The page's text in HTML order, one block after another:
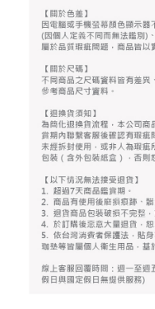
1.本服務係由「台灣大哥大股
用戶於交易時，得透過本服務
買賣價金債權讓與本公司後，
2.基於同意付款使用「大哥付
資料（包含姓名、電話或地址
由本公司與您本人進行分期帳
3.完整用戶服務條款，請詳閱以
※ 請注意：結帳手續完成當下
購買商品的店家。未經商家同
後付繳納相關費用。
是否繳費成功／繳費後需取消
客戶支援中心」https://
【注意事項】
１．透過由恩沛科技股份有限
易，需依本服務之必要範圍內
權轉讓予恩沛科技股份有限公司
https://aftee.tw/terms/#terms3
３．未成年的使用者請事先徵
「AFTEE先享後付」，若未經
４．使用「AFTEE先享後付」
請求用戶進行身份認證。
５．嚴禁一人註冊多個帳號或
萊爾富取貨付款
每筆NT$80，滿NT$2,000(
每筆NT$80，滿NT$2,000(
7-11取貨付款
每筆NT$80，滿NT$2,000(
付款後7-11取貨
每筆NT$80，滿NT$2,000(
每筆NT$80，滿NT$2,000(
離島宅配
每筆NT$280，滿NT$2,000(